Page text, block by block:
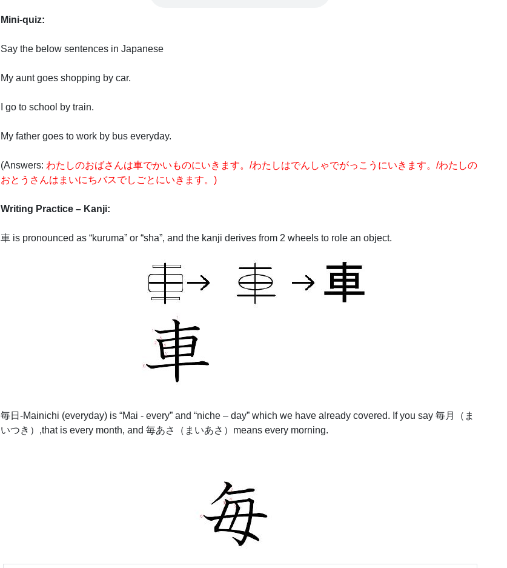
Mini-quiz:
Say the below sentences in Japanese
My aunt goes shopping by car.
I go to school by train.
My father goes to work by bus everyday.
(Answers: わたしのおばさんは車でかいものにいきます。 /わたしはでんしゃでがっこうにいきます。 /わたしの
おとうさんはまいにちバスでしごとにいきます。 )
Writing Practice – Kanji:
車is pronounced as “kuruma” or “sha”, and the kanji derives from 2 wheels to role an object.
毎日 -Mainichi (everyday) is “Mai - every” and “niche – day” which we have already covered. If you say 毎月（ま
いつき） ,that is every month, and 毎あさ（まいあさ） meansevery morning.